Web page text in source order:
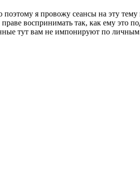
я провожу сеансы на эту тему
воспринимать так, как ему это
тут вам не импонируют по